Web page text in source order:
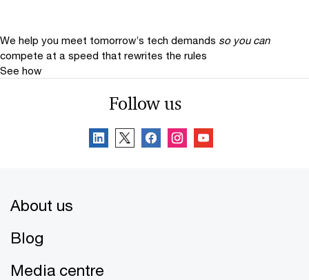
We help you meet tomorrow’s tech demands so you can
compete at a speed that rewrites the rules
See how
Follow us
About us
Blog
Media centre